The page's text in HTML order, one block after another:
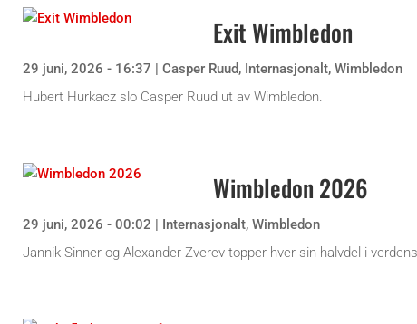
Exit Wimbledon
29 juni, 2026 - 16:37 | Casper Ruud, Internasjonalt, Wimbledon
Hubert Hurkacz slo Casper Ruud ut av Wimbledon.
Wimbledon 2026
29 juni, 2026 - 00:02 | Internasjonalt, Wimbledon
Jannik Sinner og Alexander Zverev topper hver sin halvdel i